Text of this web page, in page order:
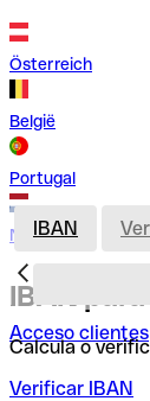
Österreich
België
Portugal
Nederland
Acceso clientes
IBAN
IBAN
Calcula o
Verificar IBAN